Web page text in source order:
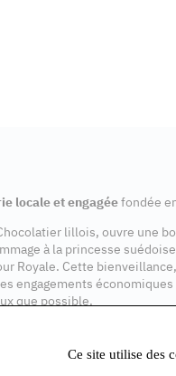
locale et engagéefondée
lillois, ouvre une
à la princesse
Royale. Cette
engagements économiques
que possible.
91600 SavignyCe site utilise des